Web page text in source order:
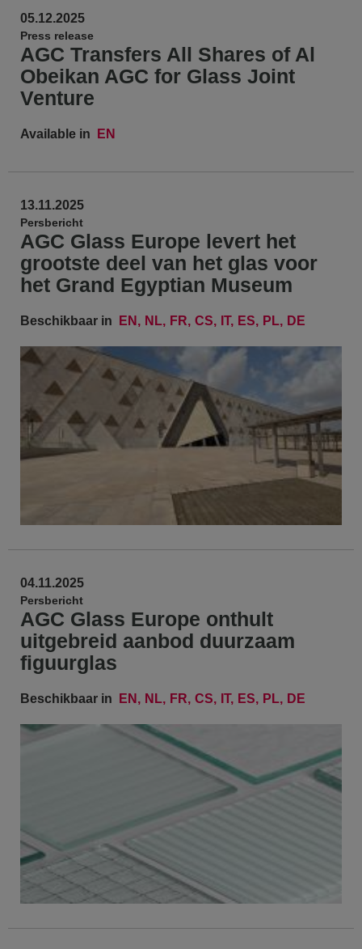
05.12.2025
Press release
AGC Transfers All Shares of Al
Obeikan AGC for Glass Joint
Venture
Available in EN
13.11.2025
Persbericht
AGC Glass Europe levert het
grootste deel van het glas voor
het Grand Egyptian Museum
Beschikbaar in EN NL FR CS IT ES PL DE
04.11.2025
Persbericht
AGC Glass Europe onthult
uitgebreid aanbod duurzaam
figuurglas
Beschikbaar in EN NL FR CS IT ES PL DE